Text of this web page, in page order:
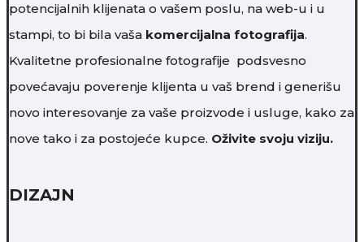
potencijalnih klijenata o vašem poslu, na web-u i u
stampi, to bi bila vaša komercijalna fotografija.
Kvalitetne profesionalne fotografije podsvesno
povećavaju poverenje klijenta u vaš brend i generišu
novo interesovanje za vaše proizvode i usluge, kako za
nove tako i za postojeće kupce. Oživite svoju viziju.
DIZAJN